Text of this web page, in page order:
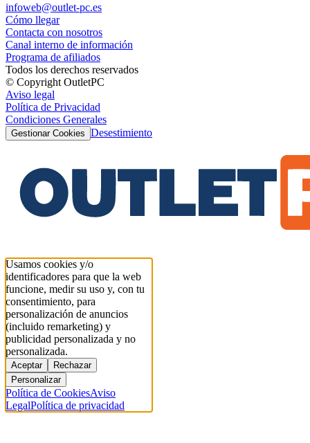
infoweb@outlet-pc.es
Cómo llegar
Contacta con nosotros
Canal interno de información
Programa de afiliados
Todos los derechos reservados
© Copyright OutletPC
Aviso legal
Política de Privacidad
Condiciones Generales
Gestionar Cookies Desestimiento
Usamos cookies y/o
identificadores para que la web
funcione, medir su uso y, con tu
consentimiento, para
personalización de anuncios
(incluido remarketing) y
publicidad personalizada y no
personalizada.
Aceptar
Rechazar
Personalizar
Política de CookiesAviso
LegalPolítica de privacidad